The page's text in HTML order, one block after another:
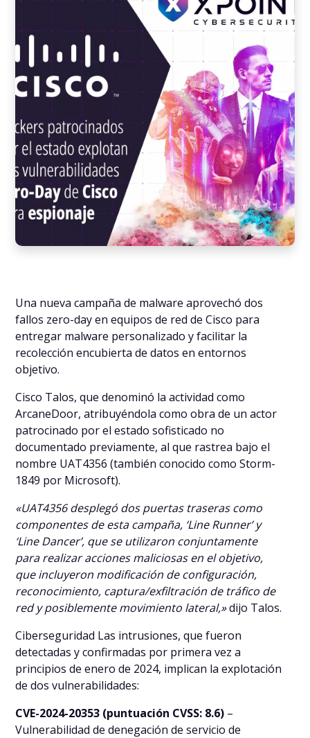
Una nueva campaña de malware aprovechó dos
fallos zero-day en equipos de red de Cisco para
entregar malware personalizado y facilitar la
recolección encubierta de datos en entornos
objetivo.
Cisco Talos, que denominó la actividad como
ArcaneDoor, atribuyéndola como obra de un actor
patrocinado por el estado sofisticado no
documentado previamente, al que rastrea bajo el
nombre UAT4356 (también conocido como Storm-
1849 por Microsoft).
«UAT4356 desplegó dos puertas traseras como
componentes de esta campaña, ‘Line Runner’ y
‘Line Dancer’, que se utilizaron conjuntamente
para realizar acciones maliciosas en el objetivo,
que incluyeron modificación de configuración,
reconocimiento, captura/exfiltración de tráfico de
red y posiblemente movimiento lateral,»dijo Talos.
Ciberseguridad Las intrusiones, que fueron
detectadas y confirmadas por primera vez a
principios de enero de 2024, implican la explotación
de dos vulnerabilidades:
CVE-2024-20353 (puntuación CVSS: 8.6) –
Vulnerabilidad de denegación de servicio de